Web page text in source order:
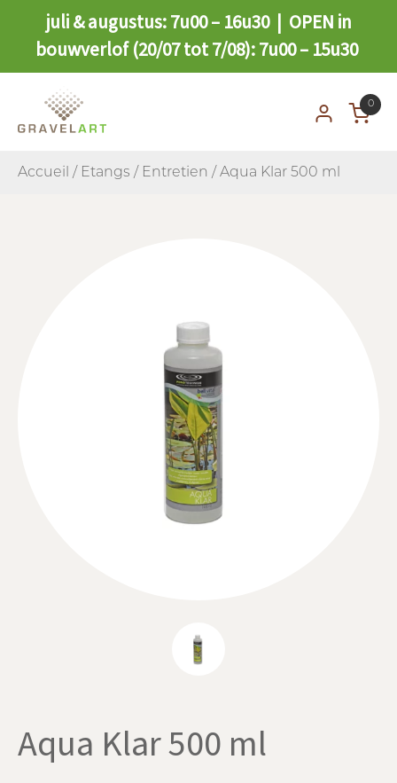
juli & augustus: 7u00 – 16u30 | OPEN in
bouwverlof (20/07 tot 7/08): 7u00 – 15u30
0
Accueil / Etangs / Entretien / Aqua Klar 500 ml
Aqua Klar 500 ml